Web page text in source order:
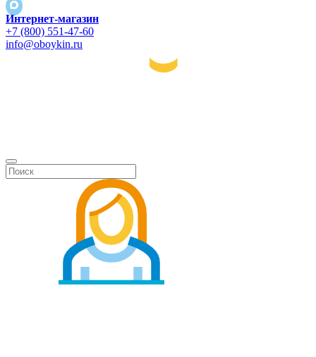
Интернет-магазин
+7 (800) 551-47-60
info@oboykin.ru